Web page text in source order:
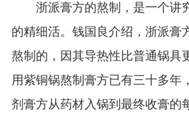
浙派膏方的熬制，是一个讲
的精细活。钱国良介绍，浙派膏
熬制的，因其导热性比普通锅具
用紫铜锅熬制膏方已有三十多年
剂膏方从药材入锅到最终收膏的